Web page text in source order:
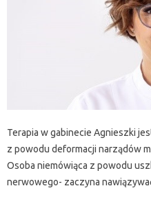
Terapia w gabinecie Agnieszki
z powodu deformacji narządów
Osoba niemówiąca z powodu
nerwowego- zaczyna